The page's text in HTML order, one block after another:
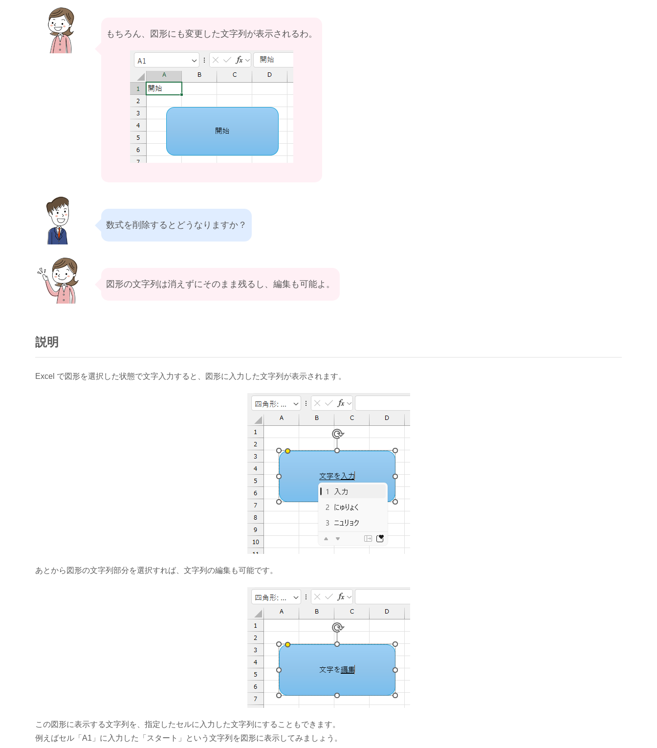
もちろん、図形にも変更した文字列が表示されるわ。
数式を削除するとどうなりますか？
図形の文字列は消えずにそのまま残るし、編集も可能よ。
説明
Excel で図形を選択した状態で文字入力すると、図形に入力した文字列が表示されます。
あとから図形の文字列部分を選択すれば、文字列の編集も可能です。
この図形に表示する文字列を、指定したセルに入力した文字列にすることもできます。
例えばセル「A1」に入力した「スタート」という文字列を図形に表示してみましょう。